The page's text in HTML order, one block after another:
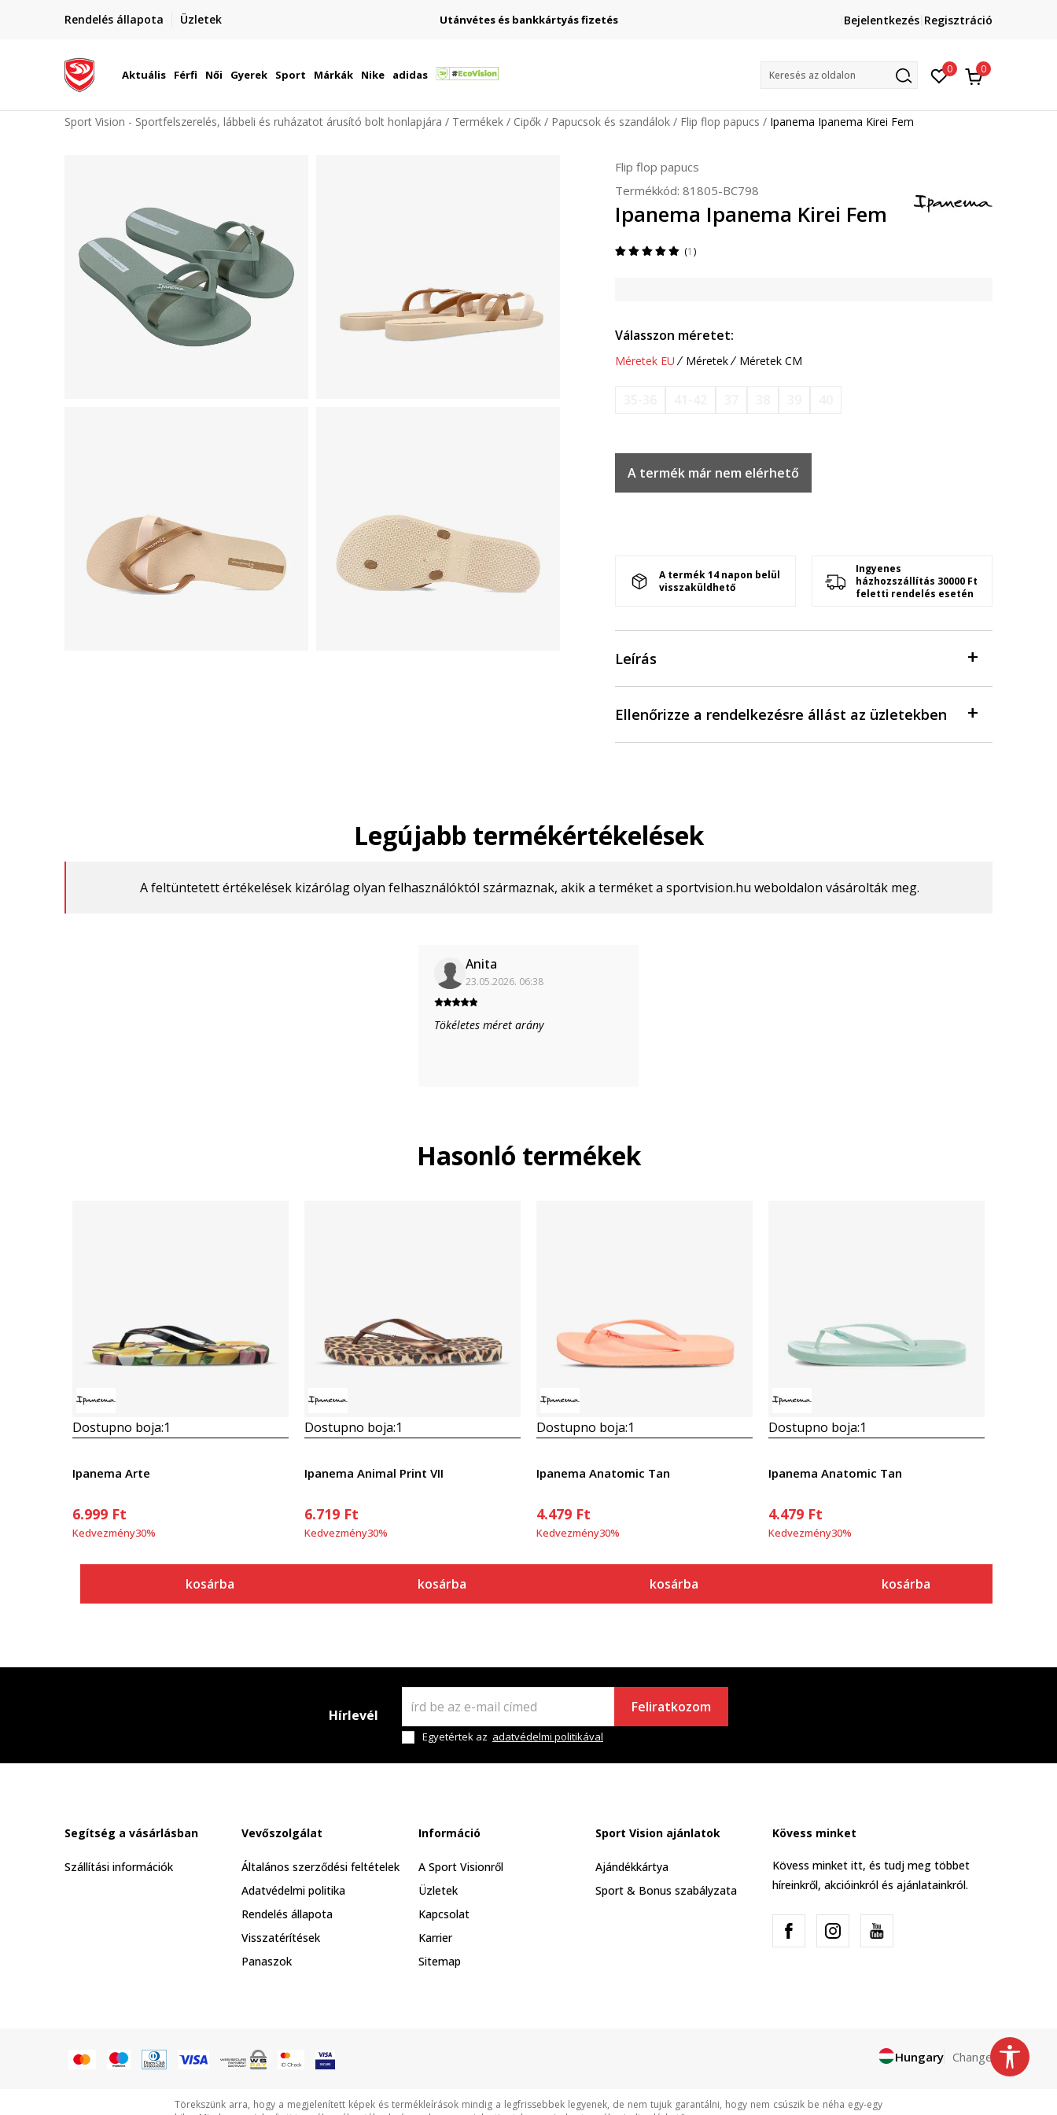
Rendelés állapota Üzletek
Szállítás Magyarország területén Utánvétes és bankkártyás fizetés
Lépj velünk kapcsolatba
online@sport-vision.huBejelentkezés Regisztráció
Aktuális Férfi Női Gyerek Sport Márkák Nike adidas Keresés az oldalon 0 0
Sport Vision - Sportfelszerelés, lábbeli és ruházatot árusító bolt honlapjára Termékek Cipők Papucsok és szandálok Flip flop papucs Ipanema Ipanema Kirei Fem
Flip flop papucs
Termékkód: 81805-BC798
Ipanema Ipanema Kirei Fem
1
Válasszon méretet:
Méretek EU Méretek Méretek CM
A termék már nem elérhető
A termék 14 napon belül
visszaküldhető
Ingyenes
házhozszállítás 30000 Ft
feletti rendelés esetén
Leírás
Ellenőrizze a rendelkezésre állást az üzletekben
Legújabb termékértékelések
A feltüntetett értékelések kizárólag olyan felhasználóktól származnak, akik a terméket a sportvision.hu weboldalon vásárolták meg.
Anita
23.05.2026. 06:38
Tökéletes méret arány
Hasonló termékek
Dostupno boja:1
Ipanema Arte
6.999 Ft
Kedvezmény30%
kosárba
Dostupno boja:1
Ipanema Animal Print VII
6.719 Ft
Kedvezmény30%
kosárba
Dostupno boja:1
Ipanema Anatomic Tan
4.479 Ft
Kedvezmény30%
kosárba
Dostupno boja:1
Ipanema Anatomic Tan
4.479 Ft
Kedvezmény30%
kosárba
Hírlevél Feliratkozom
Egyetértek az adatvédelmi politikával
Segítség a vásárlásban
Szállítási információk
Vevőszolgálat
Általános szerződési feltételek
Adatvédelmi politika
Rendelés állapota
Visszatérítések
Panaszok
Információ
A Sport Visionről
Üzletek
Kapcsolat
Karrier
Sitemap
Sport Vision ajánlatok
Ajándékkártya
Sport & Bonus szabályzata
Kövess minket
Kövess minket itt, és tudj meg többet
híreinkről, akcióinkról és ajánlatainkról.
Hungary Change
Törekszünk arra, hogy a megjelenített képek és termékleírások mindig a legfrissebbek legyenek, de nem tujuk garantálni, hogy nem csúszik be néha egy-egy